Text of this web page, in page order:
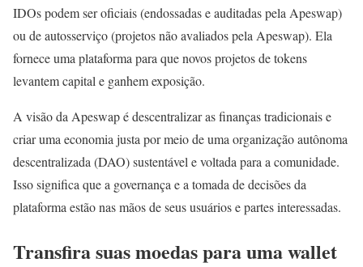
IDOs podem ser oficiais (endossadas e auditadas pela Apeswap)
ou de autosserviço (projetos não avaliados pela Apeswap). Ela
fornece uma plataforma para que novos projetos de tokens
levantem capital e ganhem exposição.
A visão da Apeswap é descentralizar as finanças tradicionais e
criar uma economia justa por meio de uma organização autônoma
descentralizada (DAO) sustentável e voltada para a comunidade.
Isso significa que a governança e a tomada de decisões da
plataforma estão nas mãos de seus usuários e partes interessadas.
Transfira suas moedas para uma wallet